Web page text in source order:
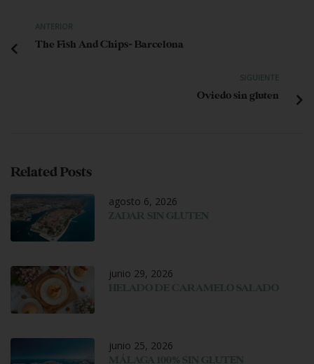
ANTERIOR
The Fish And Chips- Barcelona
SIGUIENTE
Oviedo sin gluten
Related Posts
agosto 6, 2026
ZADAR SIN GLUTEN
junio 29, 2026
HELADO DE CARAMELO SALADO
junio 25, 2026
MÁLAGA 100% SIN GLUTEN